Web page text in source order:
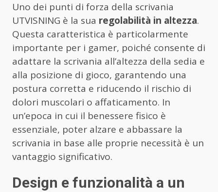
Uno dei punti di forza della scrivania
UTVISNING è la sua regolabilità in altezza.
Questa caratteristica è particolarmente
importante per i gamer, poiché consente di
adattare la scrivania all’altezza della sedia e
alla posizione di gioco, garantendo una
postura corretta e riducendo il rischio di
dolori muscolari o affaticamento. In
un’epoca in cui il benessere fisico è
essenziale, poter alzare e abbassare la
scrivania in base alle proprie necessità è un
vantaggio significativo.
Design e funzionalità a un